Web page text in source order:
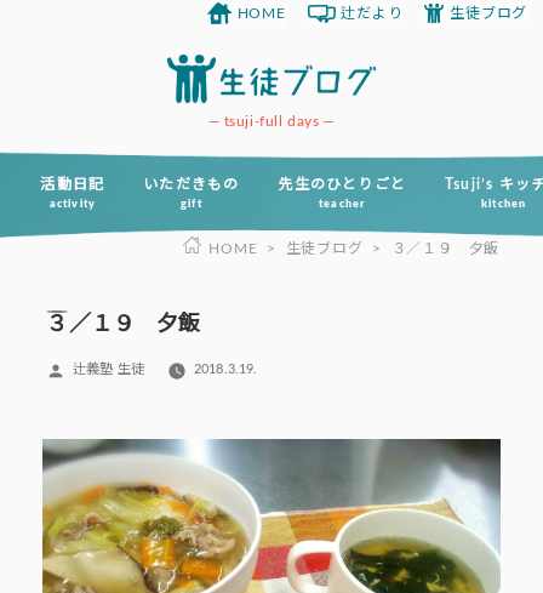
ツ
tsuji-full days
活動日記
activity
いただきもの
gift
先生のひとりごと
teacher
Tsuji’s キッ
kitchen
HOME 辻だより 生徒ブログ
HOME > 生徒ブログ > ３／１９ 夕飯
３／１９ 夕飯
投
辻義塾 生徒 2018.3.19.